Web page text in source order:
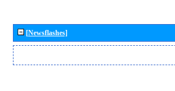
[Newsflashes]